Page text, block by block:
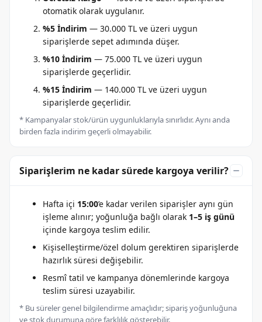
otomatik olarak uygulanır.
%5 İndirim — 30.000 TL ve üzeri uygun
siparişlerde sepet adımında düşer.
%10 İndirim — 75.000 TL ve üzeri uygun
siparişlerde geçerlidir.
%15 İndirim — 140.000 TL ve üzeri uygun
siparişlerde geçerlidir.
* Kampanyalar stok/ürün uygunluklarıyla sınırlıdır. Aynı anda
birden fazla indirim geçerli olmayabilir.
Siparişlerim ne kadar sürede kargoya verilir?
Hafta içi 15:00’e kadar verilen siparişler aynı gün
işleme alınır; yoğunluğa bağlı olarak 1–5 iş günü
içinde kargoya teslim edilir.
Kişiselleştirme/özel dolum gerektiren siparişlerde
hazırlık süresi değişebilir.
Resmî tatil ve kampanya dönemlerinde kargoya
teslim süresi uzayabilir.
* Bu süreler genel bilgilendirme amaçlıdır; sipariş yoğunluğuna
ve stok durumuna göre farklılık gösterebilir.